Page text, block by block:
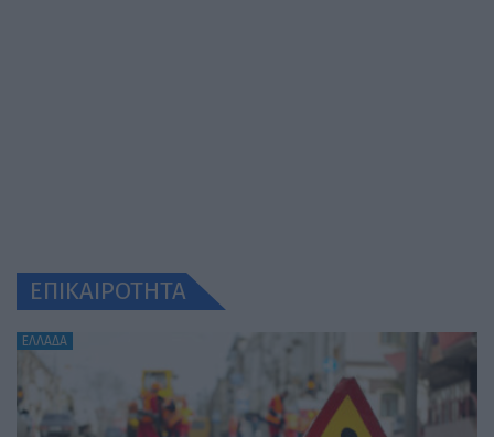
ΕΠΙΚΑΙΡΟΤΗΤΑ
ΕΛΛΑΔΑ